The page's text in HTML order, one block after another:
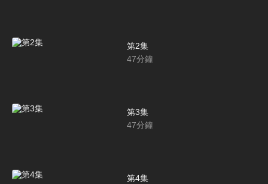
第2集
47分鐘
第3集
47分鐘
第4集